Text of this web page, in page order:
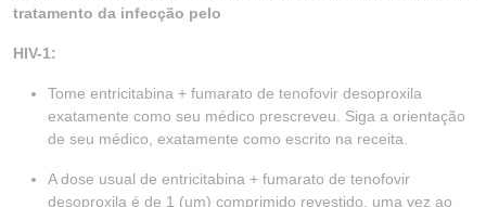
tratamento da infecção pelo
HIV-1:
Tome entricitabina + fumarato de tenofovir desoproxila
exatamente como seu médico prescreveu. Siga a orientação
de seu médico, exatamente como escrito na receita.
A dose usual de entricitabina + fumarato de tenofovir
desoproxila é de 1 (um) comprimido revestido, uma vez ao